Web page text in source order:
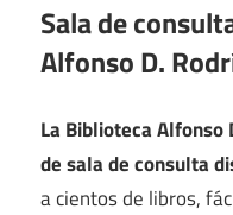
Sala de
Alfonso D.
La Biblioteca Alfonso
de sala de consulta
a cientos de libros,